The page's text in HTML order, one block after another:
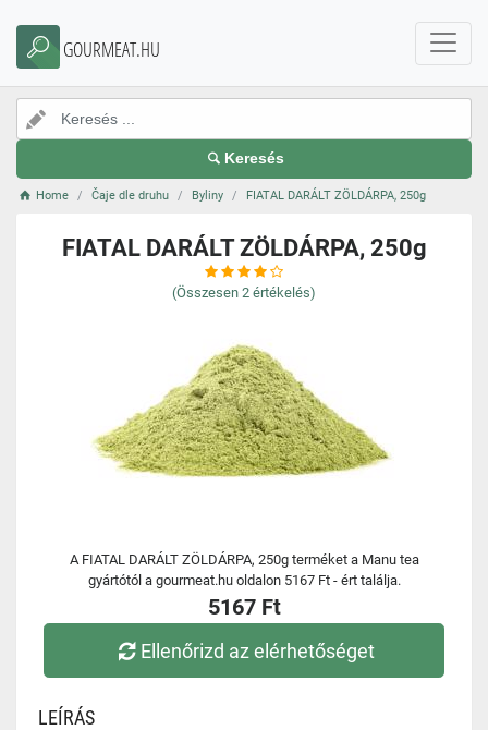
GOURMEAT.HU
Keresés
Home Čaje dle druhu Byliny FIATAL DARÁLT ZÖLDÁRPA, 250g
FIATAL DARÁLT ZÖLDÁRPA, 250g
(Összesen 2 értékelés)
A FIATAL DARÁLT ZÖLDÁRPA, 250g terméket a Manu tea
gyártótól a gourmeat.hu oldalon 5167 Ft - ért találja.
5167 Ft
Ellenőrizd az elérhetőséget
LEÍRÁS